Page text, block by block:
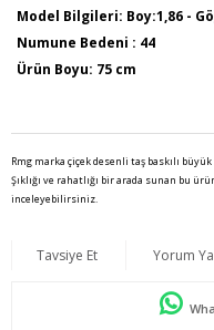
Model Bilgileri: Boy:1,86 -
Numune Bedeni : 44
Ürün Boyu: 75 cm
Rmg marka çiçek desenli taş baskılı
Şıklığı ve rahatlığı bir arada sunan bu
inceleyebilirsiniz.
Tavsiye Et Yorum